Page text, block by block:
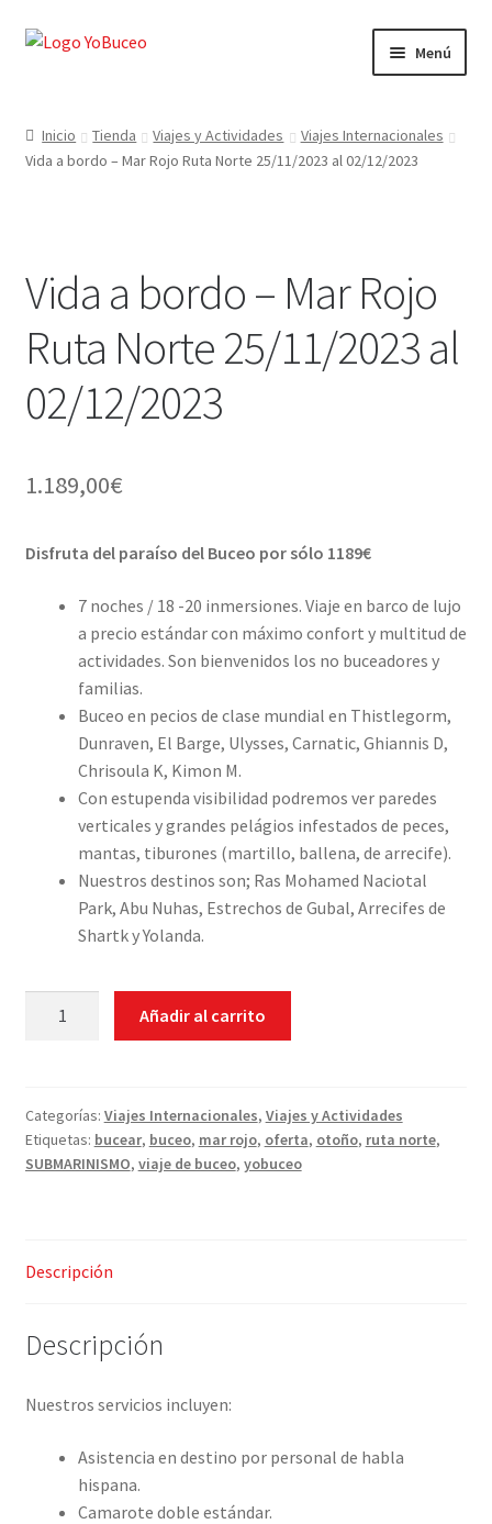
Ir
Ir
Menú
EQUIPAMIENTO
OFERTAS LAST MINUTE
SEGUROS DE BUCEO
MI CUENTA
Inicio Tienda Viajes y Actividades
Viajes Internacionales
Vida a bordo – Mar Rojo Ruta Norte 25/11/2023 al 02/12/2023
Vida a bordo – Mar Rojo
Ruta Norte 25/11/2023 al
02/12/2023
1.189,00€
Disfruta del paraíso del Buceo por sólo 1189€
7 noches / 18 -20 inmersiones. Viaje en barco de lujo
a precio estándar con máximo confort y multitud de
actividades. Son bienvenidos los no buceadores y
familias.
Buceo en pecios de clase mundial en Thistlegorm,
Dunraven, El Barge, Ulysses, Carnatic, Ghiannis D,
Chrisoula K, Kimon M.
Con estupenda visibilidad podremos ver paredes
verticales y grandes pelágios infestados de peces,
mantas, tiburones (martillo, ballena, de arrecife).
Nuestros destinos son; Ras Mohamed Naciotal
Park, Abu Nuhas, Estrechos de Gubal, Arrecifes de
Shartk y Yolanda.
Mar
Rojo
Ruta
02/12/2023
Añadir al carrito
Categorías: Viajes Internacionales, Viajes y Actividades
Etiquetas: bucear, buceo, mar rojo, oferta, otoño, ruta norte,
SUBMARINISMO, viaje de buceo, yobuceo
Descripción
Descripción
Nuestros servicios incluyen:
Asistencia en destino por personal de habla
hispana.
Camarote doble estándar.